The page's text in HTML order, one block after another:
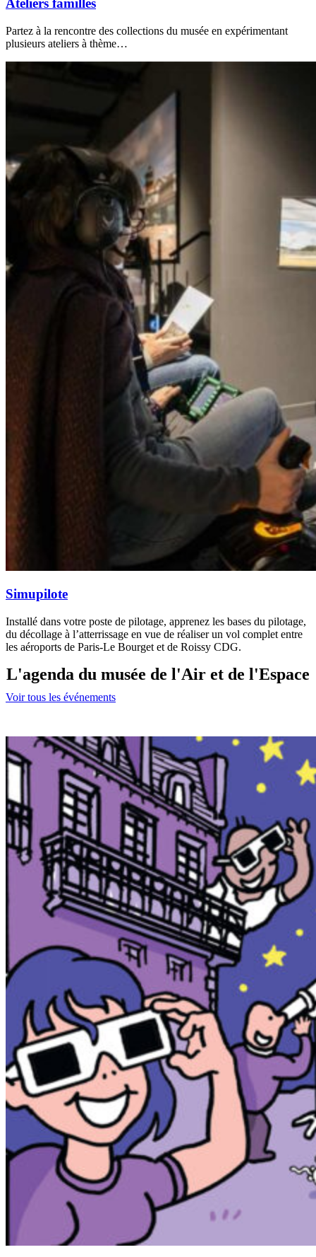
Ateliers familles
Partez à la rencontre des collections du musée en expérimentant
plusieurs ateliers à thème…
Simupilote
Installé dans votre poste de pilotage, apprenez les bases du pilotage,
du décollage à l’atterrissage en vue de réaliser un vol complet entre
les aéroports de Paris-Le Bourget et de Roissy CDG.
L'agenda du musée de l'Air et de l'Espace
Voir tous les événements